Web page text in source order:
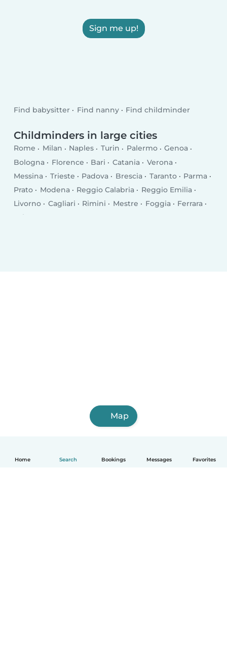
Home Search Bookings Messages Favorites
Sign me up!
Find babysitter Find nanny Find childminder
Childminders in large cities
Rome Milan Naples Turin Palermo
Genoa
Bologna
Florence Bari Catania
Verona
Messina
Trieste Padova Brescia Taranto
Parma
Prato
Modena Reggio Calabria
Reggio Emilia
Livorno
Cagliari Rimini Mestre Foggia
Ferrara
Salerno
Map